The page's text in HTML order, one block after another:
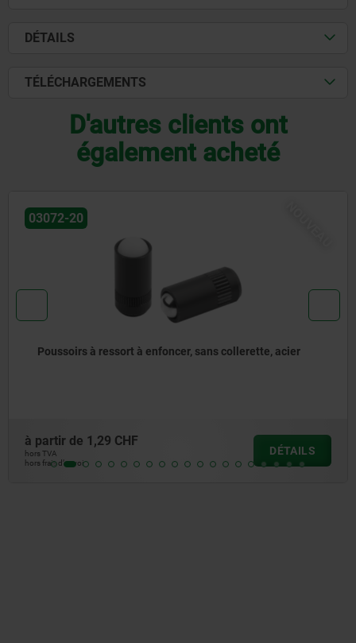
DÉTAILS
TÉLÉCHARGEMENTS
D'autres clients ont
également acheté
03072-20
Poussoirs à ressort à enfoncer, sans collerette, acier
à partir de 1,29 CHF
hors TVA
hors frais d’envoi
DÉTAILS